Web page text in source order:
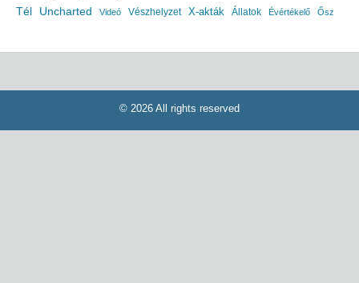
Tél Uncharted Videó Vészhelyzet X-akták Állatok Évértékelő Ősz
© 2026 All rights reserved